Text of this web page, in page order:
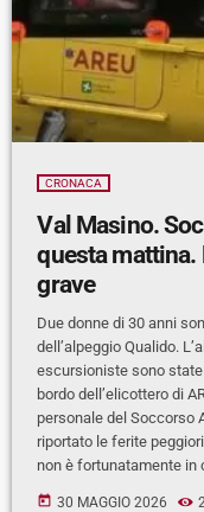
CRONACA
Val Masino.
questa mattina.
grave
Due donne di 30 anni
dell’alpeggio Qualido.
escursioniste sono
bordo dell’elicottero di
personale del Soccorso
riportato le ferite
non è fortunatamente in
today 30 MAGGIO 2026